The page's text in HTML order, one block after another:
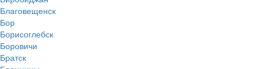
Благовещенск
Бор
Борисоглебск
Боровичи
Братск